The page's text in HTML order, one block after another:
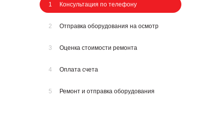
1 Консультация по телефону
2 Отправка оборудования на осмотр
3 Оценка стоимости ремонта
4 Оплата счета
5 Ремонт и отправка оборудования